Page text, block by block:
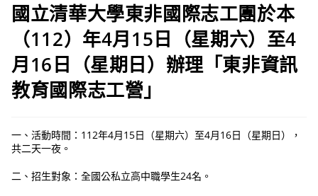
國立清華大學東非國際志工團於本
（112）年4月15日（星期六）至4
月16日（星期日）辦理「東非資訊
教育國際志工營」
一、活動時間：112年4月15日（星期六）至4月16日（星期日），
共二天一夜。
二、招生對象：全國公私立高中職學生24名。